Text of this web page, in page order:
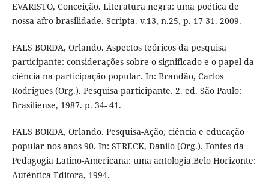
EVARISTO, Conceição. Literatura negra: uma poética de
nossa afro-brasilidade. Scripta. v.13, n.25, p. 17-31. 2009.
FALS BORDA, Orlando. Aspectos teóricos da pesquisa
participante: considerações sobre o significado e o papel da
ciência na participação popular. In: Brandão, Carlos
Rodrigues (Org.). Pesquisa participante. 2. ed. São Paulo:
Brasiliense, 1987. p. 34- 41.
FALS BORDA, Orlando. Pesquisa-Ação, ciência e educação
popular nos anos 90. In: STRECK, Danilo (Org.). Fontes da
Pedagogia Latino-Americana: uma antologia.Belo Horizonte:
Autêntica Editora, 1994.